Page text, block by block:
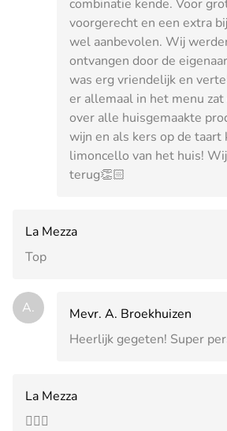
combinatie kende. Voor
voorgerecht en een extra
wel aanbevolen. Wij
ontvangen door de
was erg vriendelijk en
er allemaal in het menu
over alle huisgemaakte
wijn en als kers op de taart
limoncello van het huis!
terug👏🏻
La Mezza
Top
A.
Mevr. A. Broekhuizen
Heerlijk gegeten! Super
La Mezza
👍🏽🍻